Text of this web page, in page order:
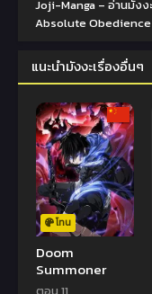
Joji-Manga – อ่านมังง
Absolute Obedience
แนะนำมังงะเรื่องอื่นๆ
โทน
Doom
Summoner